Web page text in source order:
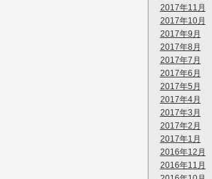
2017年11月
2017年10月
2017年9月
2017年8月
2017年7月
2017年6月
2017年5月
2017年4月
2017年3月
2017年2月
2017年1月
2016年12月
2016年11月